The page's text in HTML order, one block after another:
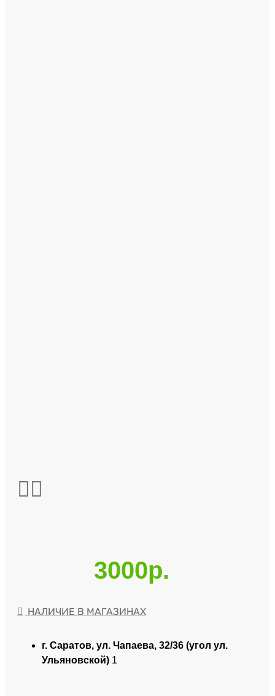
3000р.
НАЛИЧИЕ В МАГАЗИНАХ
г. Саратов, ул. Чапаева, 32/36 (угол ул.
Ульяновской) 1